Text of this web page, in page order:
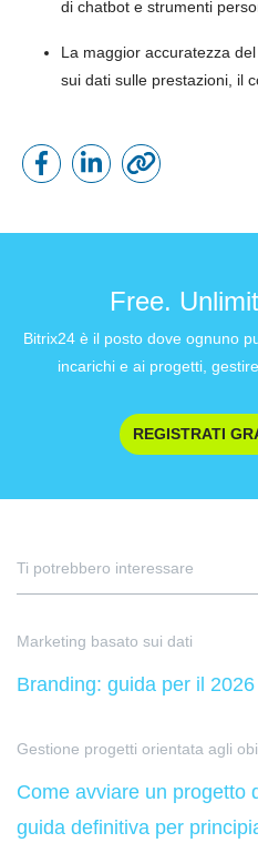
di chatbot e strumenti
La maggior accuratezza
sui dati sulle prestazioni, il
Free.
Bitrix24 è il posto dove ognuno
incarichi e ai progetti,
REGISTRATI
Ti potrebbero interessare
Marketing basato sui dati
Branding: guida per il 2026
Gestione progetti orientata agli
Come avviare un progetto
guida definitiva per